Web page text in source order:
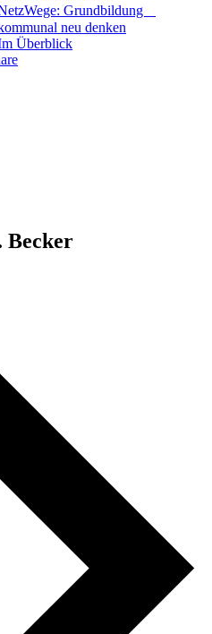
Grundbildung
neu denken
Überblick
Becker